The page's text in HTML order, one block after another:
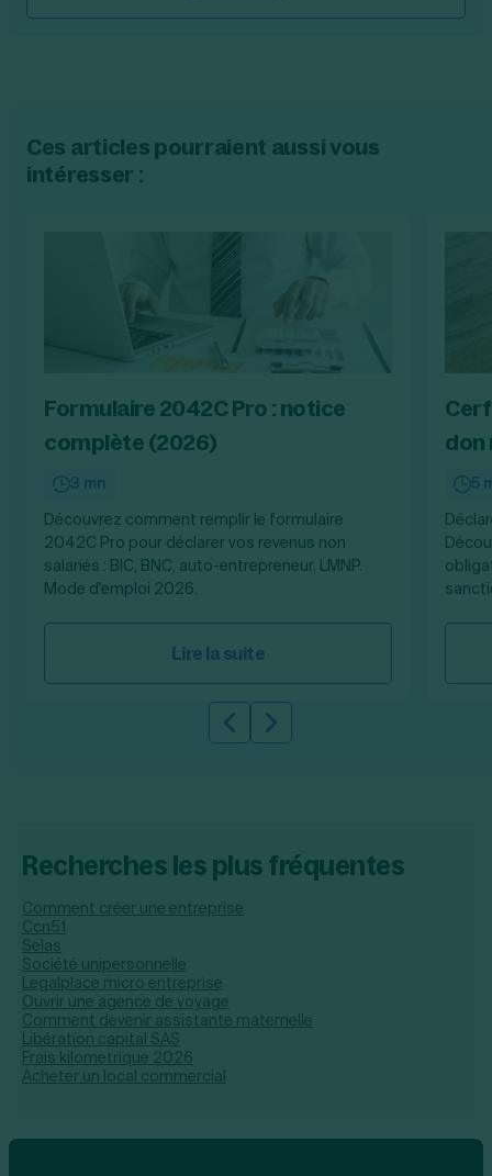
Ces articles pourraient aussi vous
intéresser :
Formulaire 2042C Pro : notice
complète (2026)
3 mn
Découvrez comment remplir le formulaire
2042C Pro pour déclarer vos revenus non
salariés : BIC, BNC, auto-entrepreneur, LMNP.
Mode d'emploi 2026.
Lire la suite
don
5
Slide précédente
Slide suivante
Recherches les plus fréquentes
Comment créer une entreprise
Ccn51
Selas
Société unipersonnelle
Legalplace micro entreprise
Ouvrir une agence de voyage
Comment devenir assistante maternelle
Libération capital SAS
Frais kilometrique 2026
Acheter un local commercial